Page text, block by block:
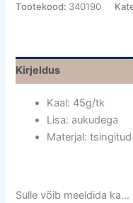
Tootekood: 340190
Kirjeldus
Kaal: 45g/tk
Lisa: aukudega
Materjal:
Sulle võib meeldida ka…